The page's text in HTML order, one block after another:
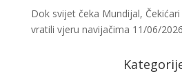
Dok svijet čeka Mundijal,
vratili vjeru navijačima 11/06/2026